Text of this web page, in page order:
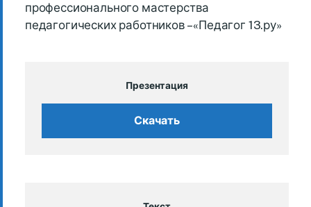
профессионального мастерства
педагогических работников – «Педагог 13.ру»
Презентация
Скачать